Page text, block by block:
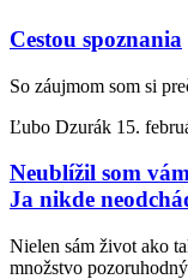
Cestou spoznania
So záujmom som si
Ľubo Dzurák 15.
Neublížil som
Ja nikde
Nielen sám život ako
množstvo